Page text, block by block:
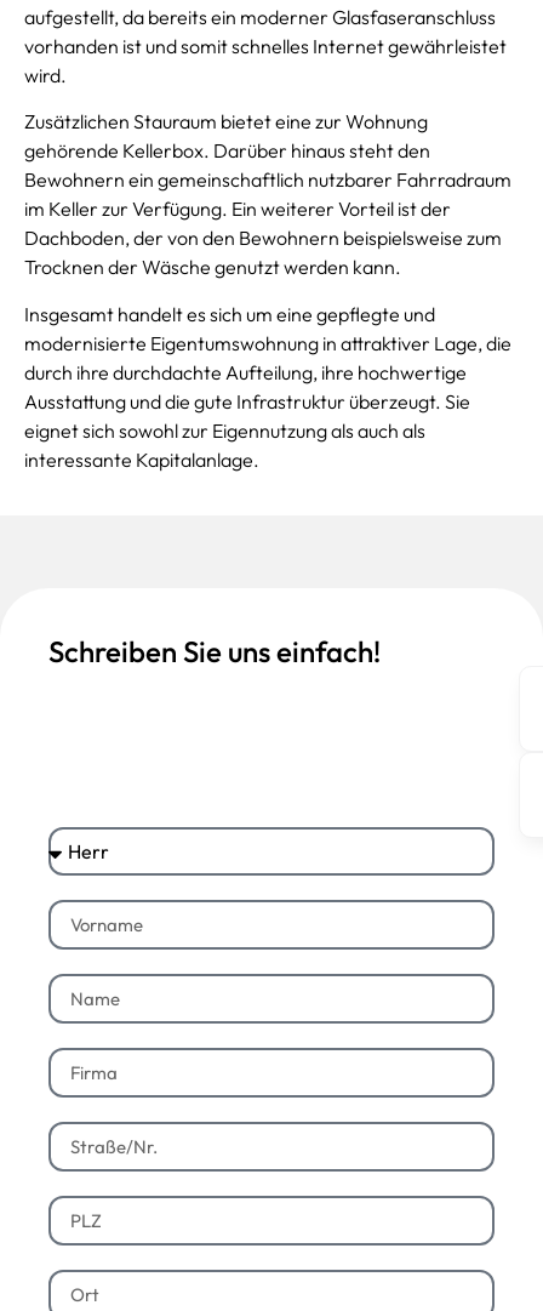
aufgestellt, da bereits ein moderner Glasfaseranschluss
vorhanden ist und somit schnelles Internet gewährleistet
wird.
Zusätzlichen Stauraum bietet eine zur Wohnung
gehörende Kellerbox. Darüber hinaus steht den
Bewohnern ein gemeinschaftlich nutzbarer Fahrradraum
im Keller zur Verfügung. Ein weiterer Vorteil ist der
Dachboden, der von den Bewohnern beispielsweise zum
Trocknen der Wäsche genutzt werden kann.
Insgesamt handelt es sich um eine gepflegte und
modernisierte Eigentumswohnung in attraktiver Lage, die
durch ihre durchdachte Aufteilung, ihre hochwertige
Ausstattung und die gute Infrastruktur überzeugt. Sie
eignet sich sowohl zur Eigennutzung als auch als
interessante Kapitalanlage.
Schreiben Sie uns einfach!